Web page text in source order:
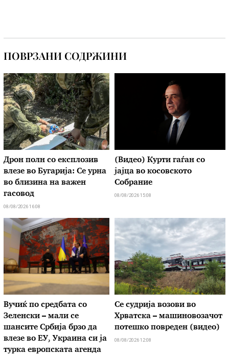
ПОВРЗАНИ СОДРЖИНИ
Дрон полн со експлозив
влезе во Бугарија: Се урна
во близина на важен
гасовод
08/08/2026 16:08
(Видео) Курти гаѓан со
јајца во косовското
Собрание
08/08/2026 15:08
Вучиќ по средбата со
Зеленски – мали се
шансите Србија брзо да
влезе во ЕУ, Украина си ја
турка европската агенда
Се судрија возови во
Хрватска – машиновозачот
потешко повреден (видео)
08/08/2026 12:08